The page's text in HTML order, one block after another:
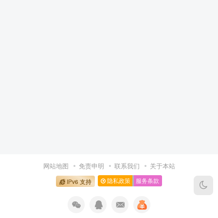
网站地图 免责申明 联系我们 关于本站
IPv6 支持 隐私政策 服务条款